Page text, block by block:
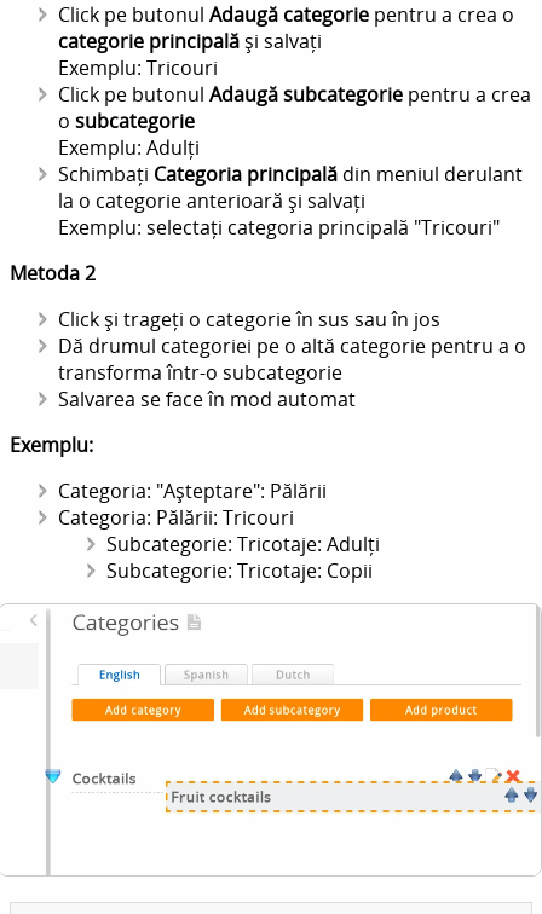
Click pe butonul Adaugă categorie pentru a crea o
categorie principalăși salvați
Exemplu: Tricouri
Click pe butonul Adaugă subcategorie pentru a crea
o subcategorie
Exemplu: Adulți
Schimbați Categoria principală din meniul derulant
la o categorie anterioară și salvați
Exemplu: selectați categoria principală "Tricouri"
Metoda 2
Click și trageți o categorie în sus sau în jos
Dă drumul categoriei pe o altă categorie pentru a o
transforma într-o subcategorie
Salvarea se face în mod automat
Exemplu:
Categoria: "Așteptare": Pălării
Categoria: Pălării: Tricouri
Subcategorie: Tricotaje: Adulți
Subcategorie: Tricotaje: Copii